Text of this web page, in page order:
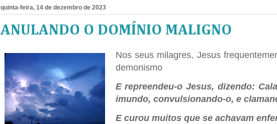
quinta-feira, 14 de dezembro de 2023
ANULANDO O DOMÍNIO MALIGNO
Nos seus milagres, Jesus
demonismo
E repreendeu-o Jesus, dizendo:
imundo, convulsionando-o, e
E curou muitos que se achavam